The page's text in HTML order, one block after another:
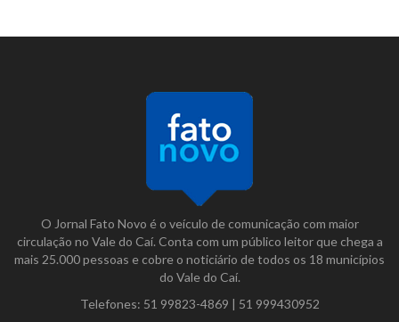
O Jornal Fato Novo é o veículo de comunicação com maior
circulação no Vale do Caí. Conta com um público leitor que chega a
mais 25.000 pessoas e cobre o noticiário de todos os 18 municípios
do Vale do Caí.
Telefones: 51 99823-4869 | 51 999430952